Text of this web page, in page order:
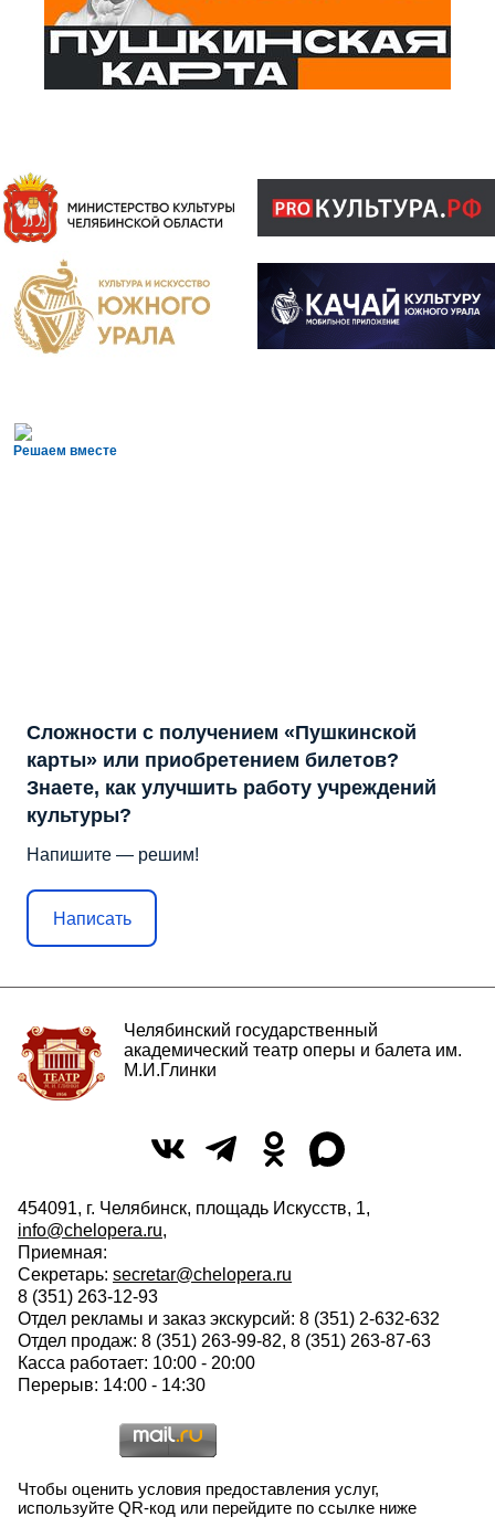
Решаем вместе
Сложности с получением «Пушкинской
карты» или приобретением билетов?
Знаете, как улучшить работу учреждений
культуры?
Напишите — решим!
Написать
Челябинский государственный
академический театр оперы и балета им.
М.И.Глинки
454091, г. Челябинск, площадь Искусств, 1,
info@chelopera.ru,
Приемная:
Секретарь: secretar@chelopera.ru
8 (351) 263-12-93
Отдел рекламы и заказ экскурсий: 8 (351) 2-632-632
Отдел продаж: 8 (351) 263-99-82, 8 (351) 263-87-63
Касса работает: 10:00 - 20:00
Перерыв: 14:00 - 14:30
Чтобы оценить условия предоставления услуг,
используйте QR-код или перейдите по ссылке ниже